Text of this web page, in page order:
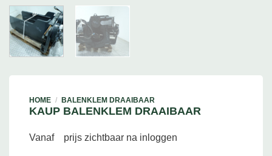
HOME / BALENKLEM DRAAIBAAR
KAUP BALENKLEM DRAAIBAAR
Vanaf prijs zichtbaar na inloggen